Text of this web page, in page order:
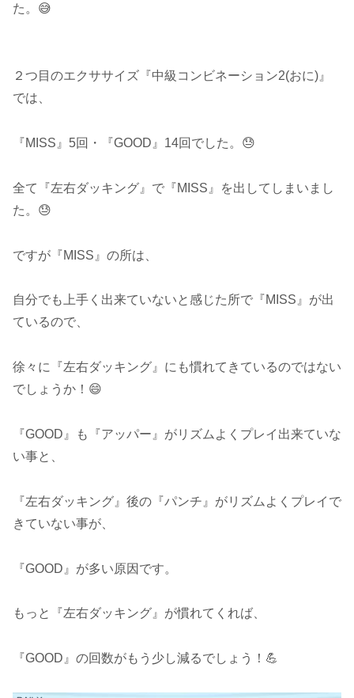
た。😅
２つ目のエクササイズ『中級コンビネーション2(おに)』
では、
『MISS』5回・『GOOD』14回でした。😓
全て『左右ダッキング』で『MISS』を出してしまいまし
た。😓
ですが『MISS』の所は、
自分でも上手く出来ていないと感じた所で『MISS』が出
ているので、
徐々に『左右ダッキング』にも慣れてきているのではない
でしょうか！😄
『GOOD』も『アッパー』がリズムよくプレイ出来ていな
い事と、
『左右ダッキング』後の『パンチ』がリズムよくプレイで
きていない事が、
『GOOD』が多い原因です。
もっと『左右ダッキング』が慣れてくれば、
『GOOD』の回数がもう少し減るでしょう！💪